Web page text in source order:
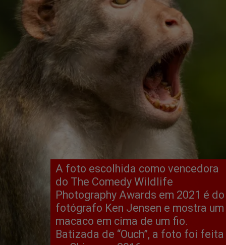
A foto escolhida como vencedora
do The Comedy Wildlife
Photography Awards em 2021 é do
fotógrafo Ken Jensen e mostra um
macaco em cima de um fio.
Batizada de “Ouch”, a foto foi feita